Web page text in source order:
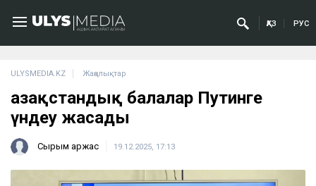
ҚАЗ РУС
ULYSMEDIA.KZ Жаңалықтар
Қазақстандық балалар Путинге
үндеу жасады
Сырым Қаржас 19.12.2025, 17:13